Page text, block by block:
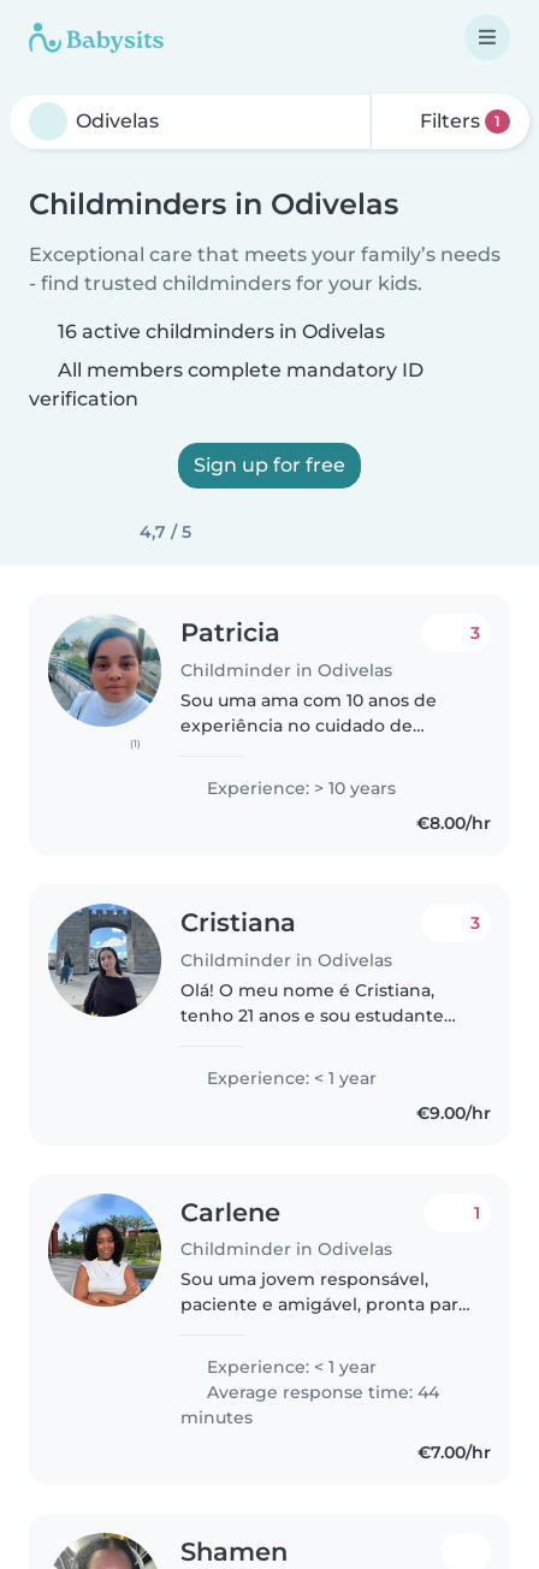
Filters 1
Childminders in Odivelas
Exceptional care that meets your family’s needs
- find trusted childminders for your kids.
16 active childminders in Odivelas
All members complete mandatory ID
verification
Sign up for free
4,7 / 5
(1)
Patricia
Childminder in Odivelas
3
Sou uma ama com 10 anos de
experiência no cuidado de
desde bebés a adolescentes. Sou
responsável, calma e carinhosa, e
adoro passar tempo com as
Experience: > 10 years
€8.00/hr
Cristiana
Childminder in Odivelas
3
Olá! O meu nome é Cristiana,
tenho 21 anos e sou estudante
Sou uma pessoa responsável e
Experience: < 1 year
€9.00/hr
Carlene
Childminder in Odivelas
1
Sou uma jovem responsável,
paciente e amigável, pronta para
experiência com bebés, crianças
em idade pré-escolar e em idade
escolar. Gosto de fazer..
Experience: < 1 year
Average response time: 44
minutes
€7.00/hr
Shamen